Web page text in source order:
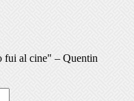
fui al cine" – Quentin